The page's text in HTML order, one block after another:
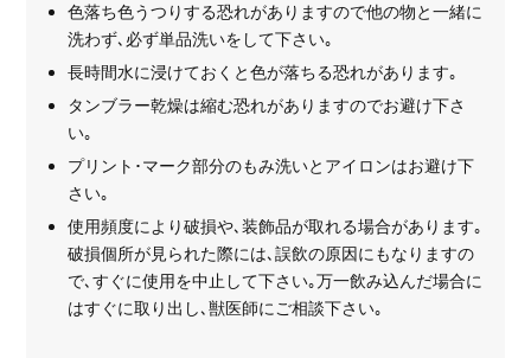
色落ち色うつりする恐れがありますので他の物と一緒に
洗わず､必ず単品洗いをして下さい｡
長時間水に浸けておくと色が落ちる恐れがあります｡
タンブラー乾燥は縮む恐れがありますのでお避け下さ
い｡
プリント･マーク部分のもみ洗いとアイロンはお避け下
さい｡
使用頻度により破損や､装飾品が取れる場合があります｡
破損個所が見られた際には､誤飲の原因にもなりますの
で､すぐに使用を中止して下さい｡万一飲み込んだ場合に
はすぐに取り出し､獣医師にご相談下さい｡